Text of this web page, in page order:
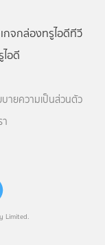
Limited.
กจกล่องทรูไอดีทีวี
อดี
บายความเป็นส่วนตัว